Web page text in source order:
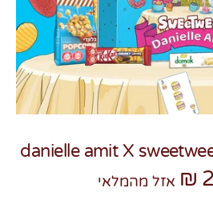
אזל מהמלאי